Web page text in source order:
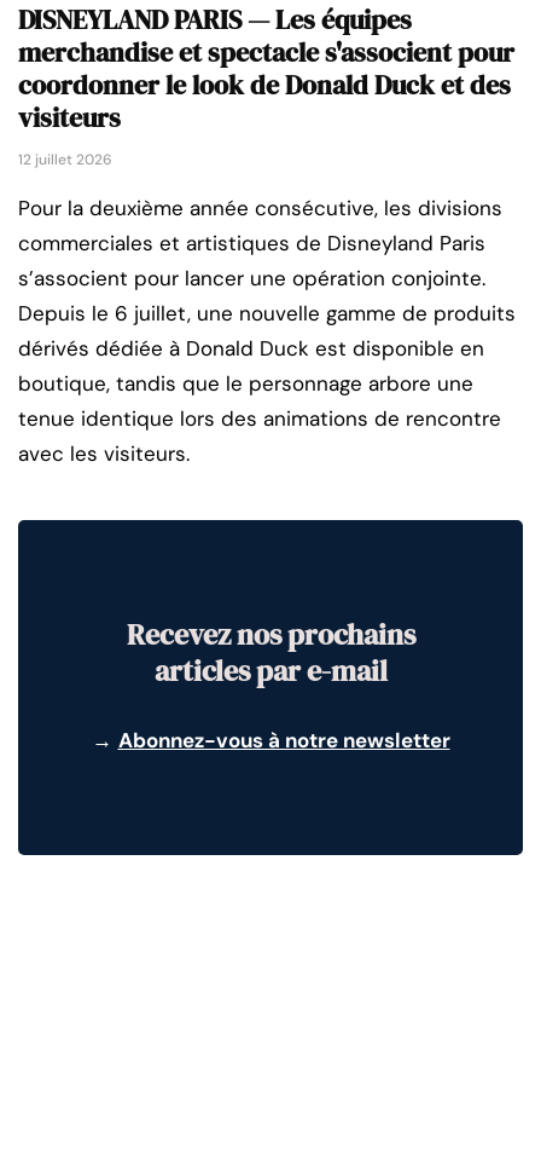
DISNEYLAND PARIS — Les équipes
merchandise et spectacle s'associent pour
coordonner le look de Donald Duck et des
visiteurs
12 juillet 2026
Pour la deuxième année consécutive, les divisions
commerciales et artistiques de Disneyland Paris
s’associent pour lancer une opération conjointe.
Depuis le 6 juillet, une nouvelle gamme de produits
dérivés dédiée à Donald Duck est disponible en
boutique, tandis que le personnage arbore une
tenue identique lors des animations de rencontre
avec les visiteurs.
Recevez nos prochains
articles par e-mail
→ Abonnez-vous à notre newsletter